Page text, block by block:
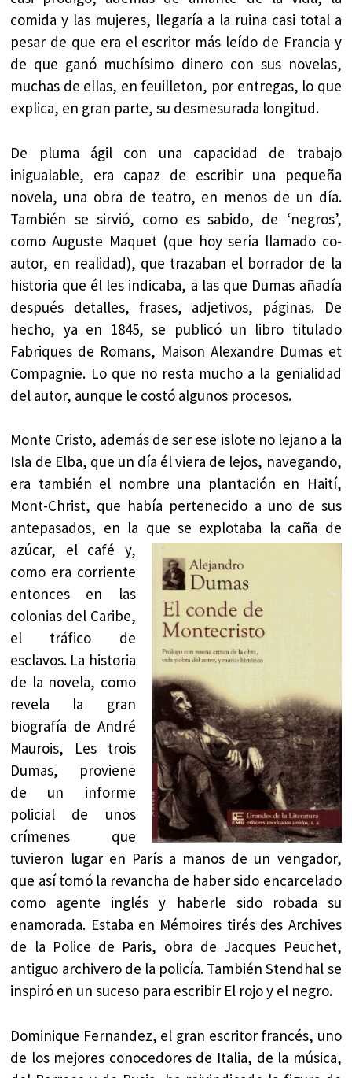
comida y las mujeres, llegaría a la ruina casi total a
pesar de que era el escritor más leído de Francia y
de que ganó muchísimo dinero con sus novelas,
muchas de ellas, en feuilleton, por entregas, lo que
explica, en gran parte, su desmesurada longitud.
De pluma ágil con una capacidad de trabajo
inigualable, era capaz de escribir una pequeña
novela, una obra de teatro, en menos de un día.
También se sirvió, como es sabido, de ‘negros’,
como Auguste Maquet (que hoy sería llamado co-
autor, en realidad), que trazaban el borrador de la
historia que él les indicaba, a las que Dumas añadía
después detalles, frases, adjetivos, páginas. De
hecho, ya en 1845, se publicó un libro titulado
Fabriques de Romans, Maison Alexandre Dumas et
Compagnie. Lo que no resta mucho a la genialidad
del autor, aunque le costó algunos procesos.
Monte Cristo, además de ser ese islote no lejano a la
Isla de Elba, que un día él viera de lejos, navegando,
era también el nombre una plantación en Haití,
Mont-Christ, que había pertenecido a uno de sus
antepasados, en la que se explotaba la caña de
azúcar, el café y,
como era corriente
entonces en las
colonias del Caribe,
el tráfico de
esclavos. La historia
de la novela, como
revela la gran
biografía de André
Maurois, Les trois
Dumas, proviene
de un informe
policial de unos
crímenes que
tuvieron lugar en París a manos de un vengador,
que así tomó la revancha de haber sido encarcelado
como agente inglés y haberle sido robada su
enamorada. Estaba en Mémoires tirés des Archives
de la Police de Paris, obra de Jacques Peuchet,
antiguo archivero de la policía. También Stendhal se
inspiró en un suceso para escribir El rojo y el negro.
Dominique Fernandez, el gran escritor francés, uno
de los mejores conocedores de Italia, de la música,